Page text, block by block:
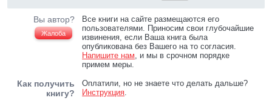
Вы автор?
Жалоба
Все книги на сайте размещаются его
пользователями. Приносим свои глубочайшие
извинения, если Ваша книга была
опубликована без Вашего на то согласия.
Напишите нам, и мы в срочном порядке
примем меры.
Как получить
книгу?
Оплатили, но не знаете что делать дальше?
Инструкция.